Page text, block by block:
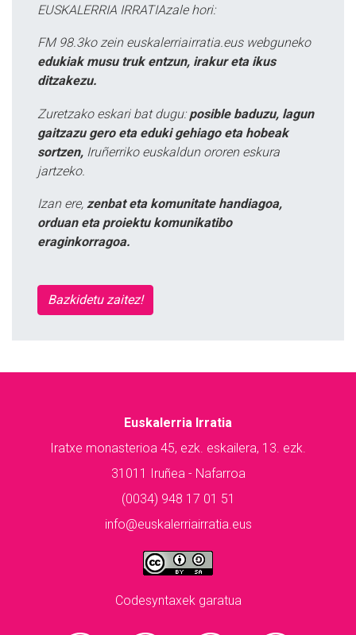
EUSKALERRIA IRRATIAzale hori:
FM 98.3ko zein euskalerriairratia.eus webguneko
edukiak musu truk entzun, irakur eta ikus
ditzakezu.
Zuretzako eskari bat dugu: posible baduzu, lagun
gaitzazu gero eta eduki gehiago eta hobeak
sortzen, Iruñerriko euskaldun ororen eskura
jartzeko.
Izan ere, zenbat eta komunitate handiagoa,
orduan eta proiektu komunikatibo
eraginkorragoa.
Bazkidetu zaitez!
Euskalerria Irratia
Iratxe monasterioa 45, ezk. eskailera, 13. ezk.
31011 Iruñea - Nafarroa
(0034) 948 17 01 51
info@euskalerriairratia.eus
Codesyntaxek garatua